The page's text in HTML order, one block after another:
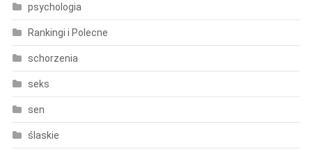
psychologia
Rankingi i Polecne
schorzenia
seks
sen
ślaskie